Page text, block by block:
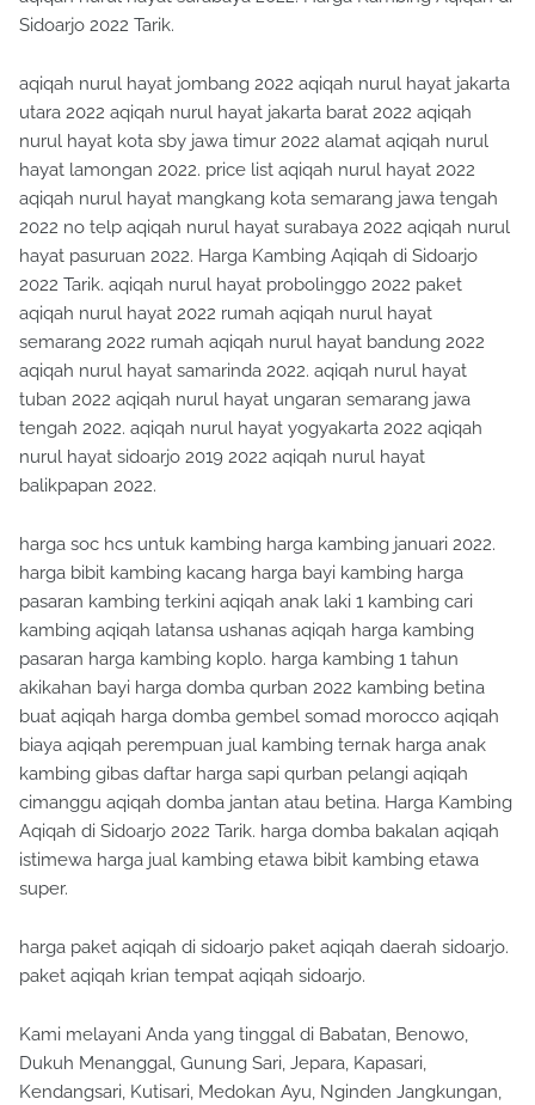
Sidoarjo 2022 Tarik.
aqiqah nurul hayat jombang 2022 aqiqah nurul hayat jakarta
utara 2022 aqiqah nurul hayat jakarta barat 2022 aqiqah
nurul hayat kota sby jawa timur 2022 alamat aqiqah nurul
hayat lamongan 2022. price list aqiqah nurul hayat 2022
aqiqah nurul hayat mangkang kota semarang jawa tengah
2022 no telp aqiqah nurul hayat surabaya 2022 aqiqah nurul
hayat pasuruan 2022. Harga Kambing Aqiqah di Sidoarjo
2022 Tarik. aqiqah nurul hayat probolinggo 2022 paket
aqiqah nurul hayat 2022 rumah aqiqah nurul hayat
semarang 2022 rumah aqiqah nurul hayat bandung 2022
aqiqah nurul hayat samarinda 2022. aqiqah nurul hayat
tuban 2022 aqiqah nurul hayat ungaran semarang jawa
tengah 2022. aqiqah nurul hayat yogyakarta 2022 aqiqah
nurul hayat sidoarjo 2019 2022 aqiqah nurul hayat
balikpapan 2022.
harga soc hcs untuk kambing harga kambing januari 2022.
harga bibit kambing kacang harga bayi kambing harga
pasaran kambing terkini aqiqah anak laki 1 kambing cari
kambing aqiqah latansa ushanas aqiqah harga kambing
pasaran harga kambing koplo. harga kambing 1 tahun
akikahan bayi harga domba qurban 2022 kambing betina
buat aqiqah harga domba gembel somad morocco aqiqah
biaya aqiqah perempuan jual kambing ternak harga anak
kambing gibas daftar harga sapi qurban pelangi aqiqah
cimanggu aqiqah domba jantan atau betina. Harga Kambing
Aqiqah di Sidoarjo 2022 Tarik. harga domba bakalan aqiqah
istimewa harga jual kambing etawa bibit kambing etawa
super.
harga paket aqiqah di sidoarjo paket aqiqah daerah sidoarjo.
paket aqiqah krian tempat aqiqah sidoarjo.
Kami melayani Anda yang tinggal di Babatan, Benowo,
Dukuh Menanggal, Gunung Sari, Jepara, Kapasari,
Kendangsari, Kutisari, Medokan Ayu, Nginden Jangkungan,